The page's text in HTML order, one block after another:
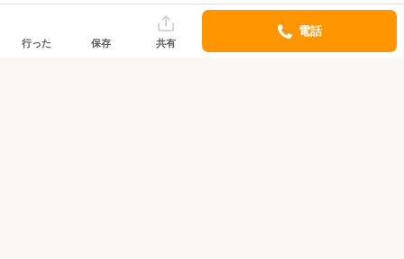
行った 保存 共有
電話